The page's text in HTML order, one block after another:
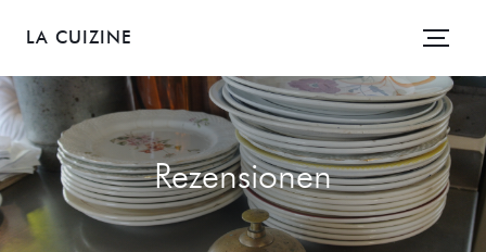
LA CUIZINE
Rezensionen